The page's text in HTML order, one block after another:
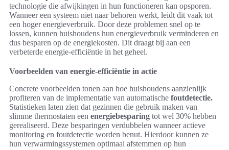
technologie die afwijkingen in hun functioneren kan opsporen.
Wanneer een systeem niet naar behoren werkt, leidt dit vaak tot
een hoger energieverbruik. Door deze problemen snel op te
lossen, kunnen huishoudens hun energieverbruik verminderen en
dus besparen op de energiekosten. Dit draagt bij aan een
verbeterde energie-efficiëntie in het geheel.
Voorbeelden van energie-efficiëntie in actie
Concrete voorbeelden tonen aan hoe huishoudens aanzienlijk
profiteren van de implementatie van automatische foutdetectie.
Statistieken laten zien dat gezinnen die gebruik maken van
slimme thermostaten een energiebesparing tot wel 30% hebben
gerealiseerd. Deze besparingen verdubbelen wanneer actieve
monitoring en foutdetectie worden benut. Hierdoor kunnen ze
hun verwarmingssystemen optimaal afstemmen op hun